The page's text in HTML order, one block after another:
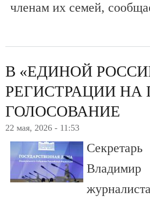
членам их семей,
В «ЕДИНОЙ
РЕГИСТРАЦИИ НА
ГОЛОСОВАНИЕ
22 мая, 2026 - 11:53